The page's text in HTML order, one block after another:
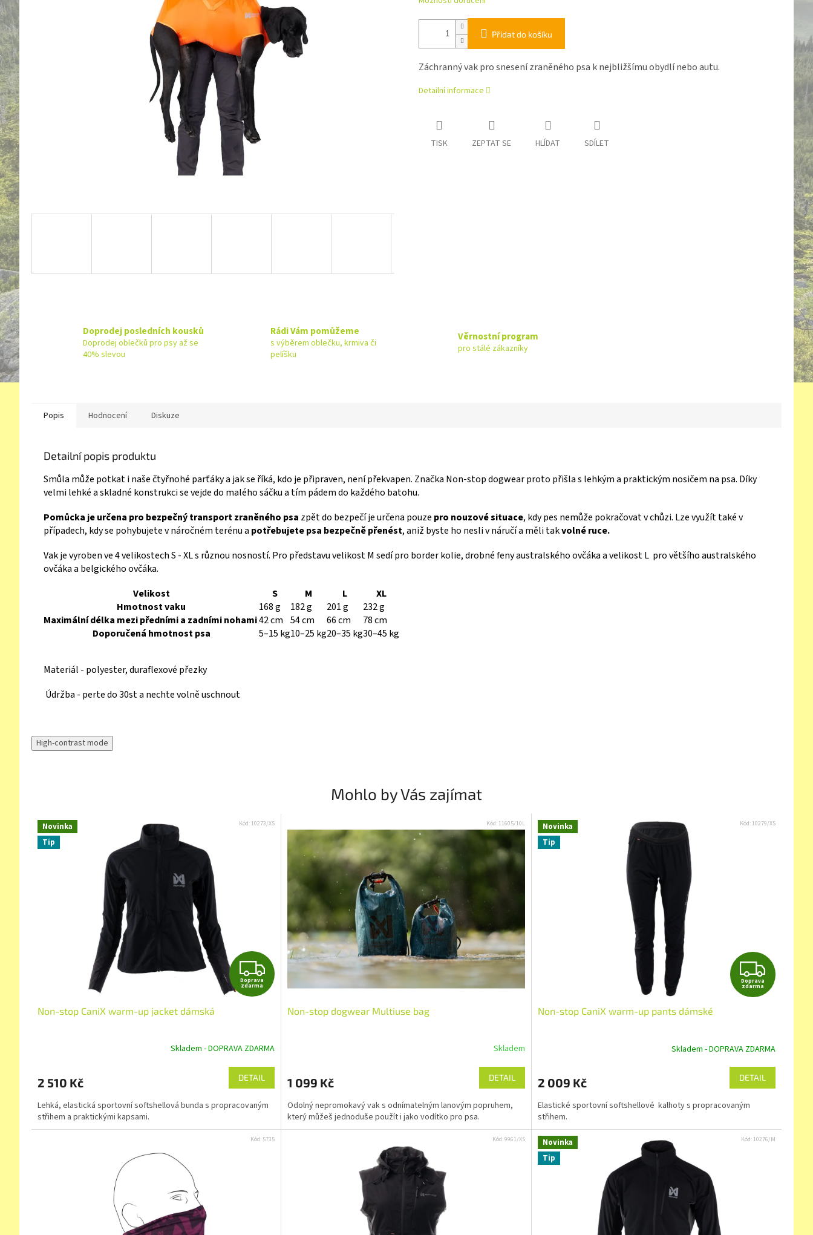
Přidat do košíku
Záchranný vak pro snesení zraněného psa k nejbližšímu obydlí nebo autu.
Detailní informace
TISK ZEPTAT SE HLÍDAT SDÍLET
Doprodej posledních kousků
Doprodej oblečků pro psy až se
40% slevou
Rádi Vám pomůžeme
s výběrem oblečku, krmiva či
pelíšku
Věrnostní program
pro stálé zákazníky
Popis Hodnocení Diskuze
Detailní popis produktu
Smůla může potkat i naše čtyřnohé parťáky a jak se říká, kdo je připraven, není překvapen. Značka Non-stop dogwear proto přišla s lehkým a praktickým nosičem na psa. Díky
velmi lehké a skladné konstrukci se vejde do malého sáčku a tím pádem do každého batohu.
Pomůcka je určena pro bezpečný transport zraněného psa zpět do bezpečí je určena pouze pro nouzové situace, kdy pes nemůže pokračovat v chůzi. Lze využít také v
případech, kdy se pohybujete v náročném terénu a potřebujete psa bezpečně přenést, aniž byste ho nesli v náručí a měli takvolné ruce.
Vak je vyroben ve 4 velikostech S - XL s různou nosností. Pro představu velikost M sedí pro border kolie, drobné feny australského ovčáka a velikost L pro většího australského
ovčáka a belgického ovčáka.
Velikost
S M L
XL
Hmotnost vaku
168 g 182 g 201 g
232 g
Maximální délka mezi předními a zadními nohami42 cm 54 cm 66 cm
78 cm
Doporučená hmotnost psa
5–15 kg10–25 kg20–35 kg30–45 kg
Materiál - polyester, duraflexové přezky
Údržba - perte do 30st a nechte volně uschnout
High-contrast mode
Mohlo by Vás zajímat
Novinka
Tip
Z
D
R
M
A
Doprava
zdarma
Non-stop CaniX warm-up jacket dámská
Skladem - DOPRAVA ZDARMA
2 510 Kč DETAIL
Lehká, elastická sportovní softshellová bunda s propracovaným
střihem a praktickými kapsami.
Kód: 10273/XS
Non-stop dogwear Multiuse bag
Skladem
1 099 Kč DETAIL
Odolný nepromokavý vak s odnímatelným lanovým popruhem,
který můžeš jednoduše použít i jako vodítko pro psa.
Kód: 11605/10L
Novinka
Tip
Z
D
R
M
A
Doprava
zdarma
Non-stop CaniX warm-up pants dámské
Skladem - DOPRAVA ZDARMA
2 009 Kč DETAIL
Elastické sportovní softshellové kalhoty s propracovaným
střihem.
Kód: 10279/XS
Kód: 5735 Kód:9961/XS
Novinka
Tip
Kód: 10276/M
Přihlašte se k odběru novinek a
získejte 5 % slevu na první nákup :)
Email
Chci se přihlásit
Přečtěte si naše
Zásady zpracování osobních
údajů